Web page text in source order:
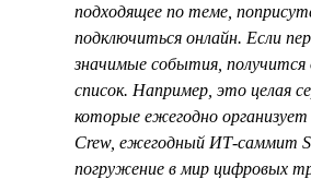
подходящее по теме,
подключиться онлайн. Если
значимые события,
список. Например, это целая
которые ежегодно
Crew, ежегодный ИТ-саммит
погружение в мир цифровых